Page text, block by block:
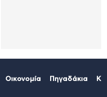
Οικονομία Πηγαδάκια